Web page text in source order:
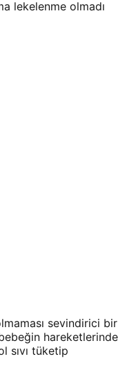
lekelenme olmadı
sevindirici bir
hareketlerinde
sıvı tüketip